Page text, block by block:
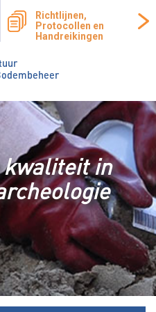
Richtlijnen,
Protocollen en
Handreikingen
kwaliteit in